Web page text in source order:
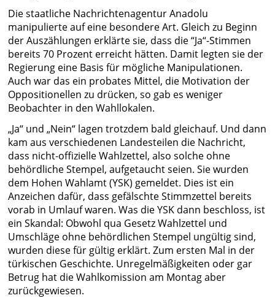
Die staatliche Nachrichtenagentur Anadolu
manipulierte auf eine besondere Art. Gleich zu Beginn
der Auszählungen erklärte sie, dass die “Ja“-Stimmen
bereits 70 Prozent erreicht hätten. Damit legten sie der
Regierung eine Basis für mögliche Manipulationen.
Auch war das ein probates Mittel, die Motivation der
Oppositionellen zu drücken, so gab es weniger
Beobachter in den Wahllokalen.
„Ja“ und „Nein“ lagen trotzdem bald gleichauf. Und dann
kam aus verschiedenen Landesteilen die Nachricht,
dass nicht-offizielle Wahlzettel, also solche ohne
behördliche Stempel, aufgetaucht seien. Sie wurden
dem Hohen Wahlamt (YSK) gemeldet. Dies ist ein
Anzeichen dafür, dass gefälschte Stimmzettel bereits
vorab in Umlauf waren. Was die YSK dann beschloss, ist
ein Skandal: Obwohl qua Gesetz Wahlzettel und
Umschläge ohne behördlichen Stempel ungültig sind,
wurden diese für gültig erklärt. Zum ersten Mal in der
türkischen Geschichte. Unregelmäßigkeiten oder gar
Betrug hat die Wahlkomission am Montag aber
zurückgewiesen.